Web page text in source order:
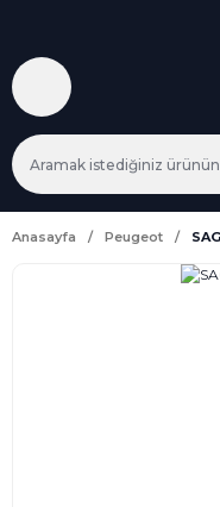
Anasayfa Peugeot